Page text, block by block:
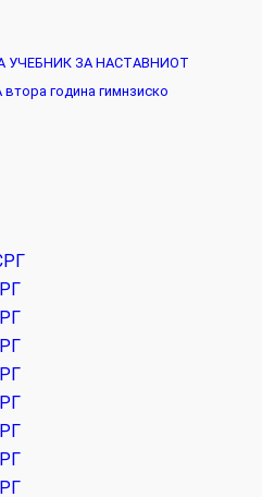
УЧЕБНИК ЗА НАСТАВНИОТ
година гимнзиско